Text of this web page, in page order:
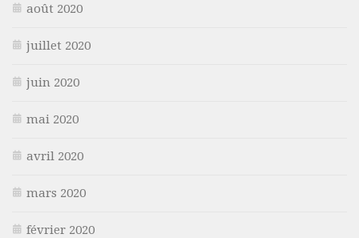
août 2020
juillet 2020
juin 2020
mai 2020
avril 2020
mars 2020
février 2020